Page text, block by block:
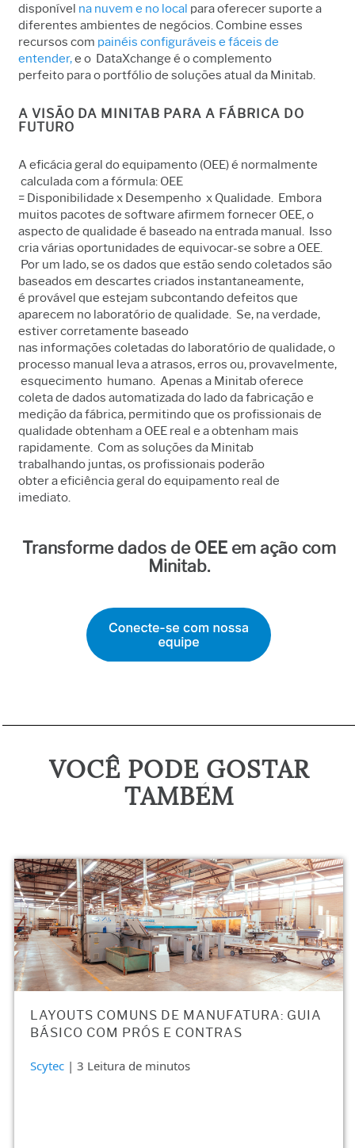
disponível na nuvem e no local para oferecer suporte a
diferentes ambientes de negócios. Combine esses
recursos com painéis configuráveis e fáceis de
entender,e o DataXchange é o complemento
perfeito para o portfólio de soluções atual da Minitab.
A VISÃO DA MINITAB PARA A FÁBRICA DO
FUTURO
A eficácia geral do equipamento (OEE) é normalmente
calculada com a fórmula: OEE
= Disponibilidade x Desempenho x Qualidade. Embora
muitos pacotes de software afirmem fornecer OEE, o
aspecto de qualidade é baseado na entrada manual. Isso
cria várias oportunidades de equivocar-se sobre a OEE.
Por um lado, se os dados que estão sendo coletados são
baseados em descartes criados instantaneamente,
é provável que estejam subcontando defeitos que
aparecem no laboratório de qualidade. Se, na verdade,
estiver corretamente baseado
nas informações coletadas do laboratório de qualidade, o
processo manual leva a atrasos, erros ou, provavelmente,
esquecimento humano. Apenas a Minitab oferece
coleta de dados automatizada do lado da fabricação e
medição da fábrica, permitindo que os profissionais de
qualidade obtenham a OEE real e a obtenham mais
rapidamente. Com as soluções da Minitab
trabalhando juntas, os profissionais poderão
obter a eficiência geral do equipamento real de
imediato.
Transforme dados de OEE em ação com
Minitab.
VOCÊ PODE GOSTAR
TAMBÉM
LAYOUTS COMUNS DE MANUFATURA: GUIA
BÁSICO COM PRÓS E CONTRAS
Scytec | 3 Leitura de minutos